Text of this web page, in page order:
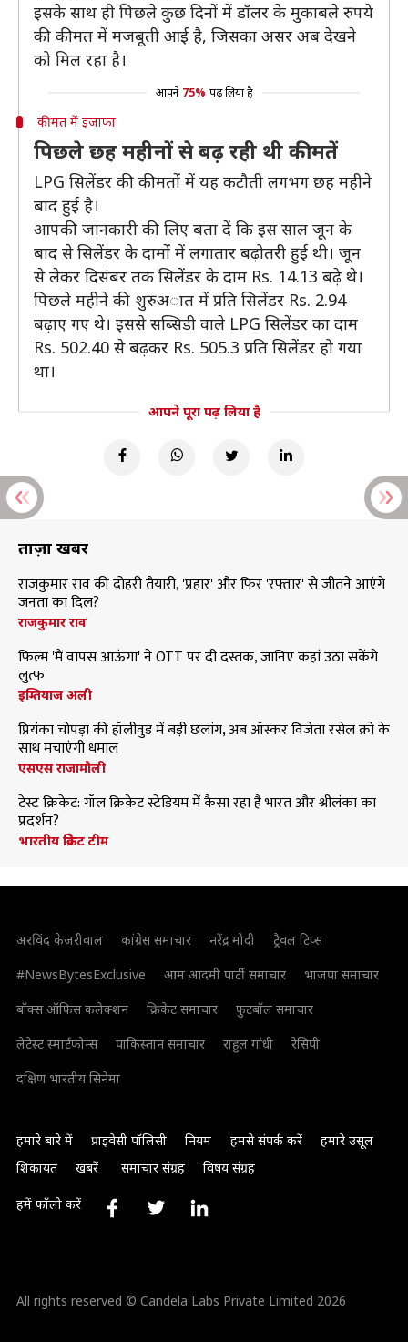
इसके साथ ही पिछले कुछ दिनों में डॉलर के मुकाबले रुपये
की कीमत में मजबूती आई है, जिसका असर अब देखने
को मिल रहा है।
आपने 75% पढ़ लिया है
कीमत में इजाफा
पिछले छह महीनों से बढ़ रही थी कीमतें
LPG सिलेंडर की कीमतों में यह कटौती लगभग छह महीने
बाद हुई है।
आपकी जानकारी की लिए बता दें कि इस साल जून के
बाद से सिलेंडर के दामों में लगातार बढ़ोतरी हुई थी। जून
से लेकर दिसंबर तक सिलेंडर के दाम Rs. 14.13 बढ़े थे।
पिछले महीने की शुरुअात में प्रति सिलेंडर Rs. 2.94
बढ़ाए गए थे। इससे सब्सिडी वाले LPG सिलेंडर का दाम
Rs. 502.40 से बढ़कर Rs. 505.3 प्रति सिलेंडर हो गया
था।
आपने पूरा पढ़ लिया है
ताज़ा खबरें
राजकुमार राव की दोहरी तैयारी, 'प्रहार' और फिर 'रफ्तार' से जीतने आएंगे
जनता का दिल?
राजकुमार राव
फिल्म 'मैं वापस आऊंगा' ने OTT पर दी दस्तक, जानिए कहां उठा सकेंगे
लुत्फ
इम्तियाज अली
प्रियंका चोपड़ा की हॉलीवुड में बड़ी छलांग, अब ऑस्कर विजेता रसेल क्रो के
साथ मचाएंगी धमाल
एसएस राजामौली
टेस्ट क्रिकेट: गॉल क्रिकेट स्टेडियम में कैसा रहा है भारत और श्रीलंका का
प्रदर्शन?
भारतीय क्रिकेट टीम
अरविंद केजरीवाल कांग्रेस समाचार नरेंद्र मोदी
ट्रैवल टिप्स
#NewsBytesExclusive
आम आदमी पार्टी समाचार
भाजपा समाचार
बॉक्स ऑफिस कलेक्शन
क्रिकेट समाचार
फुटबॉल समाचार
लेटेस्ट स्मार्टफोन्स
पाकिस्तान समाचार राहुल गांधी
रेसिपी
दक्षिण भारतीय सिनेमा
हमारे बारे में प्राइवेसी पॉलिसी नियम हमसे संपर्क करें
हमारे उसूल
शिकायत
खबरें समाचार संग्रह विषय संग्रह
हमें फॉलो करें
All rights reserved © Candela Labs Private Limited 2026